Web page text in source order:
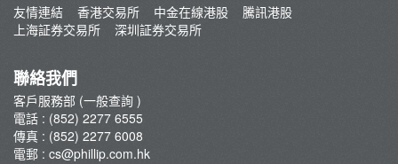
友情連結
香港交易所 中金在線港股
騰訊港股
上海証券交易所
深圳証券交易所
聯絡我們
客戶服務部 (一般查詢 )
電話 : (852) 2277 6555
傳真 : (852) 2277 6008
電郵 : cs@phillip.com.hk